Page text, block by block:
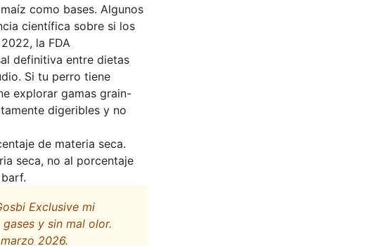
como bases. Algunos
científica sobre si los
la FDA
definitiva entre dietas
Si tu perro tiene
explorar gamas grain-
digeribles y no
de materia seca.
seca, no al porcentaje
Exclusive mi
y sin mal olor.
2026.